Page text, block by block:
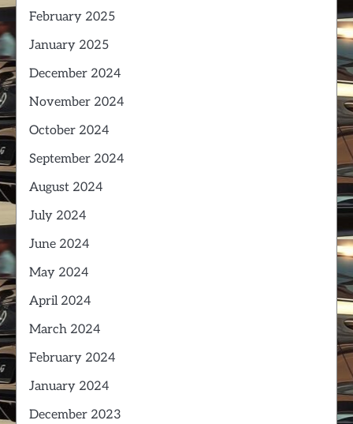
February 2025
January 2025
December 2024
November 2024
October 2024
September 2024
August 2024
July 2024
June 2024
May 2024
April 2024
March 2024
February 2024
January 2024
December 2023